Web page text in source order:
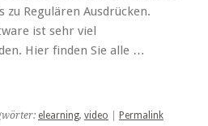
zu Regulären Ausdrücken.
ist sehr viel
Hier finden Sie alle …
elearning, video Permalink